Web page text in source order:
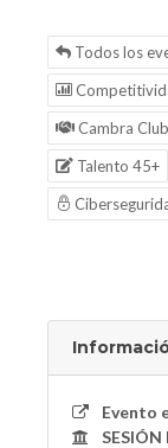
Todos los
Cambra Club
Talento 45+
Evento